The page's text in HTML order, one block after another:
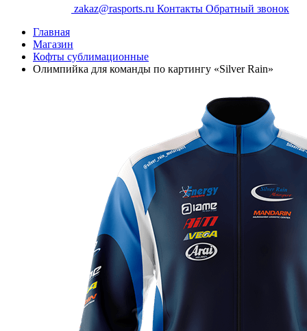
zakaz@rasports.ru Контакты Обратный звонок
Главная
Магазин
Кофты сублимационные
Олимпийка для команды по картингу «Silver Rain»